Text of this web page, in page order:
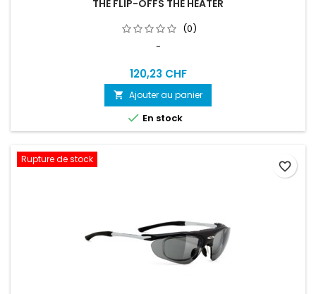
THE FLIP-OFFS THE HEATER
(0)
-
120,23 CHF
 Ajouter au panier
 En stock
Rupture de stock
favorite_border